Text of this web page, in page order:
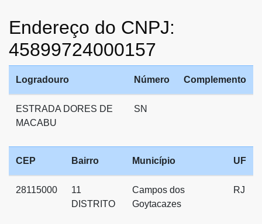
Endereço do CNPJ:
45899724000157
Logradouro Número Complemento
ESTRADA DORES DE
MACABU
SN
CEP Bairro Município UF
28115000
11
DISTRITO
Campos dos
Goytacazes
RJ